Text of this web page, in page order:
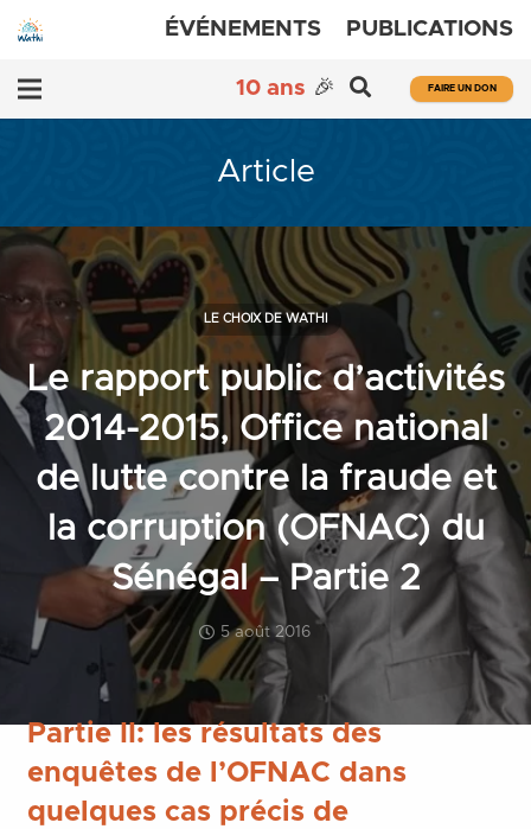
ÉVÉNEMENTS PUBLICATIONS
10 ans 🎉 FAIRE UN DON
Article
Le rapport public d’activités
2014-2015, Office national
de lutte contre la fraude et
la corruption (OFNAC) du
Sénégal – Partie 2
5 août 2016
LE CHOIX DE WATHI
Partie II: les résultats des
enquêtes de l’OFNAC dans
quelques cas précis de